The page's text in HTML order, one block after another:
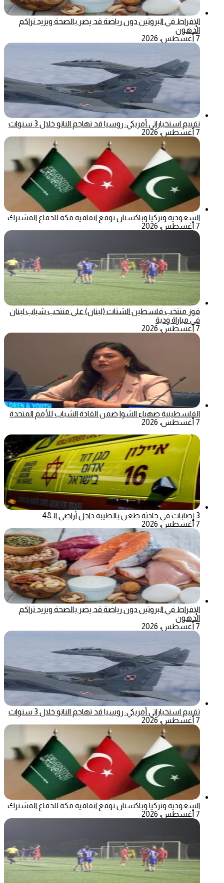
الإفراط في البروتين دون رياضة قد يضر بالصحة ويزيد تراكم
الدهون
7 أغسطس، 2026
تقييم استخباراتي أمريكي: روسيا قد تهاجم الناتو خلال 3 سنوات
7 أغسطس، 2026
السعودية وتركيا وباكستان توقع اتفاقية مكة للدفاع المشترك
7 أغسطس، 2026
فوز منتخب فلسطين الشتات (لبنان) على منتخب شباب لبنان
في مباراة ودية
7 أغسطس، 2026
الفلسطينية صهباء الشوا ضمن القادة الشباب للأمم المتحدة
7 أغسطس، 2026
3 إصابات في حادثة طعن بالطيبة داخل أراضي الـ48
7 أغسطس، 2026
الإفراط في البروتين دون رياضة قد يضر بالصحة ويزيد تراكم
الدهون
7 أغسطس، 2026
تقييم استخباراتي أمريكي: روسيا قد تهاجم الناتو خلال 3 سنوات
7 أغسطس، 2026
السعودية وتركيا وباكستان توقع اتفاقية مكة للدفاع المشترك
7 أغسطس، 2026